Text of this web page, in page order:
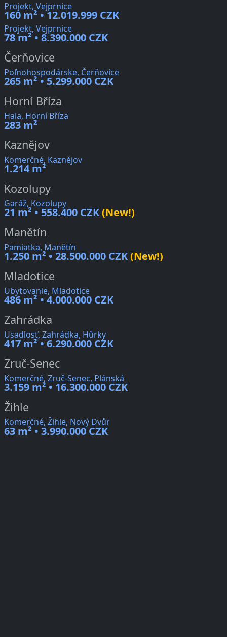
Projekt, Vejprnice
160 m² • 12.019.999 CZK
Projekt, Vejprnice
78 m² • 8.390.000 CZK
Čerňovice
Poľnohospodárske, Čerňovice
265 m² • 5.299.000 CZK
Horní Bříza
Hala, Horní Bříza
283 m²
Kaznějov
Komerčné, Kaznějov
1.214 m²
Kozolupy
Garáž, Kozolupy
21 m² • 558.400 CZK(New!)
Manětín
Pamiatka, Manětín
1.250 m² • 28.500.000 CZK(New!)
Mladotice
Ubytovanie, Mladotice
486 m² • 4.000.000 CZK
Zahrádka
Usadlosť, Zahrádka, Hůrky
417 m² • 6.290.000 CZK
Zruč-Senec
Komerčné, Zruč-Senec, Plánská
3.159 m² • 16.300.000 CZK
Žihle
Komerčné, Žihle, Nový Dvůr
63 m² • 3.990.000 CZK